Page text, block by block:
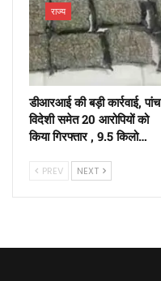
राज्य
डीआरआई की बड़ी कार्रवाई, पांच
विदेशी समेत 20 आरोपियों को
किया गिरफ्तार , 9.5 किलो…
PREV NEXT